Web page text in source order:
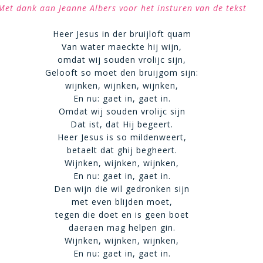
dank aan Jeanne Albers voor het insturen van de tekst
Heer Jesus in der bruijloft quam
Van water maeckte hij wijn,
omdat wij souden vrolijc sijn,
Gelooft so moet den bruijgom sijn:
wijnken, wijnken, wijnken,
En nu: gaet in, gaet in.
Omdat wij souden vrolijc sijn
Dat ist, dat Hij begeert.
Heer Jesus is so mildenweert,
betaelt dat ghij begheert.
Wijnken, wijnken, wijnken,
En nu: gaet in, gaet in.
Den wijn die wil gedronken sijn
met even blijden moet,
tegen die doet en is geen boet
daeraen mag helpen gin.
Wijnken, wijnken, wijnken,
En nu: gaet in, gaet in.